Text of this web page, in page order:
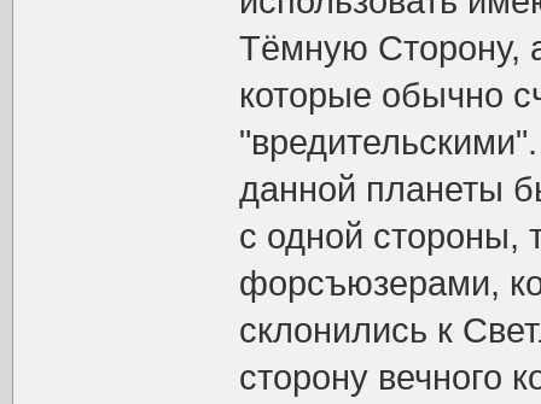
Тёмную Сторону,
которые обычно
данной планеты
с одной стороны,
форсъюзерами,
склонились к
сторону вечного